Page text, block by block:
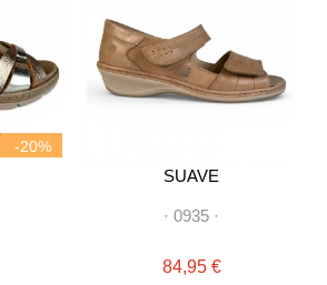
-20%
SUAVE
· 0935 ·
84,95 €